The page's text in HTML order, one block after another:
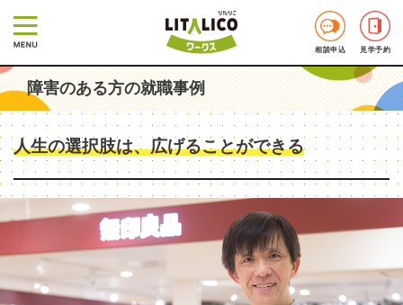
相談申込 見学予約
障害のある方の就職事例
人生の選択肢は、広げることができる